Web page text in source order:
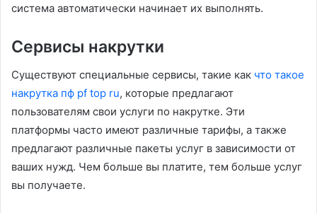
система автоматически начинает их выполнять.
Сервисы накрутки
Существуют специальные сервисы, такие как что такое
накрутка пф pf top ru, которые предлагают
пользователям свои услуги по накрутке. Эти
платформы часто имеют различные тарифы, а также
предлагают различные пакеты услуг в зависимости от
ваших нужд. Чем больше вы платите, тем больше услуг
вы получаете.